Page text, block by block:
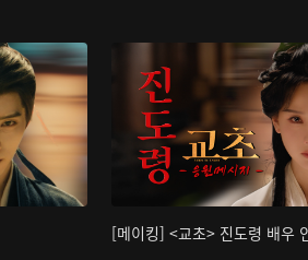
[메이킹] <교초> 진도령 배우